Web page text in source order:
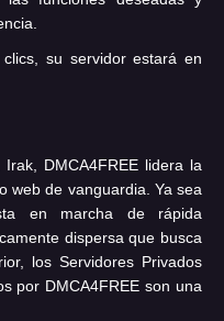
su servidor estará en
DMCA4FREE lidera la
web de vanguardia. Ya sea
en marcha de rápida
dispersa que busca
los Servidores Privados
por DMCA4FREE son una